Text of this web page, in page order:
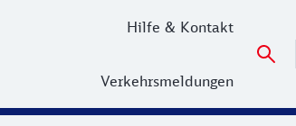
Hilfe & Kontakt
Verkehrsmeldungen